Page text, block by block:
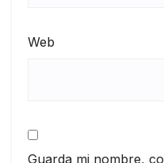
Web
Guarda mi nombre,